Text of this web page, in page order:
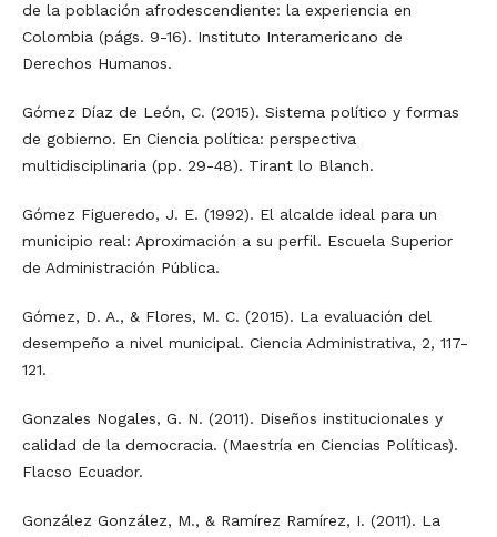
de la población afrodescendiente: la experiencia en
Colombia (págs. 9-16). Instituto Interamericano de
Derechos Humanos.
Gómez Díaz de León, C. (2015). Sistema político y formas
de gobierno. En Ciencia política: perspectiva
multidisciplinaria (pp. 29-48). Tirant lo Blanch.
Gómez Figueredo, J. E. (1992). El alcalde ideal para un
municipio real: Aproximación a su perfil. Escuela Superior
de Administración Pública.
Gómez, D. A., & Flores, M. C. (2015). La evaluación del
desempeño a nivel municipal. Ciencia Administrativa, 2, 117-
121.
Gonzales Nogales, G. N. (2011). Diseños institucionales y
calidad de la democracia. (Maestría en Ciencias Políticas).
Flacso Ecuador.
González González, M., & Ramírez Ramírez, I. (2011). La